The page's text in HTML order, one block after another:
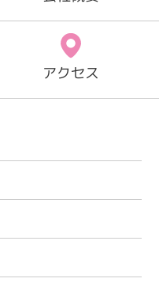
アクセス